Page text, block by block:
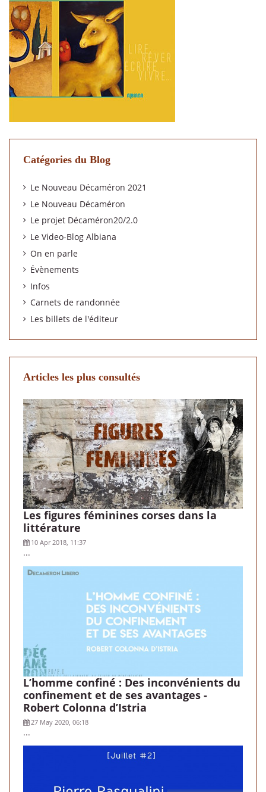
Catégories du Blog
Le Nouveau Décaméron 2021
Le Nouveau Décaméron
Le projet Décaméron20/2.0
Le Video-Blog Albiana
On en parle
Évènements
Infos
Carnets de randonnée
Les billets de l'éditeur
Articles les plus consultés
Les figures féminines corses dans la
littérature
10 Apr 2018, 11:37
...
L’homme confiné : Des inconvénients du
confinement et de ses avantages -
Robert Colonna d’Istria
27 May 2020, 06:18
...